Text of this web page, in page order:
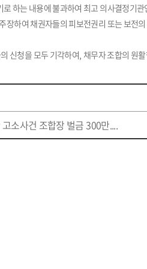
하는 내용에 불과하여 최고 의사결정기
장하여 채권자들의 피보전권리 또는 보전
신청을 모두 기각하여, 채무자 조합의 원
소사건 조합장 벌금 300만....